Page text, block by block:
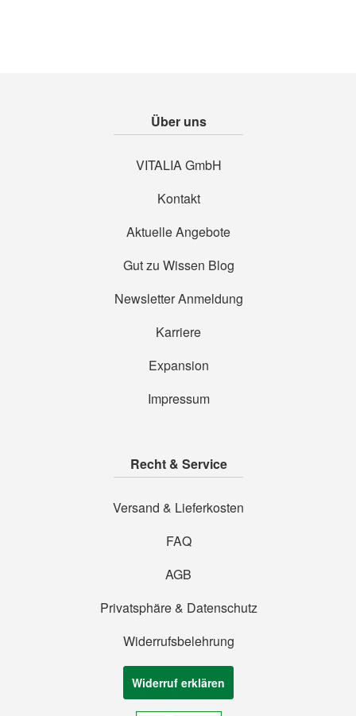
Über uns
VITALIA GmbH
Kontakt
Aktuelle Angebote
Gut zu Wissen Blog
Newsletter Anmeldung
Karriere
Expansion
Impressum
Recht & Service
Versand & Lieferkosten
FAQ
AGB
Privatsphäre & Datenschutz
Widerrufsbelehrung
Widerruf erklären